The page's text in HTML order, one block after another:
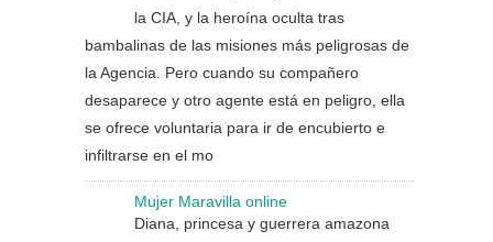
la CIA, y la heroína oculta tras
bambalinas de las misiones más peligrosas de
la Agencia. Pero cuando su compañero
desaparece y otro agente está en peligro, ella
se ofrece voluntaria para ir de encubierto e
infiltrarse en el mo
Mujer Maravilla online
Diana, princesa y guerrera amazona